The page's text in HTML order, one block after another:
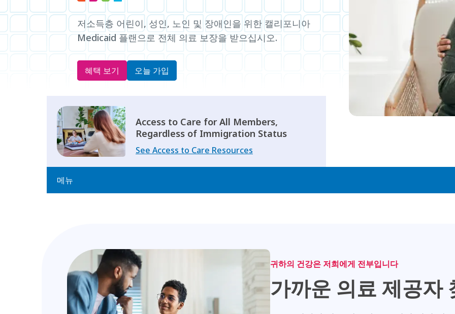
저소득층 어린이 , 성인, 노인 및 장애인을 위한 캘리포니아
Medicaid플랜으로 전체 의료 보장을 받으십시오.
혜택 보기 ‌오늘 가입
Access to Care for All Members,
Regardless of Immigration Status
See Access to Care Resources
메뉴
귀하의 건강은 저희에게 전부입니다
가까운 의료 제공자